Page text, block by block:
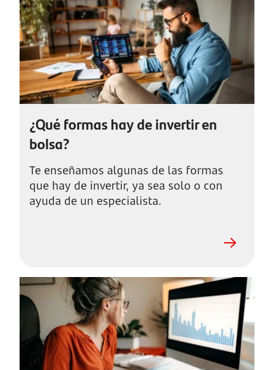
¿Qué formas hay de invertir en
bolsa?
Te enseñamos algunas de las formas
que hay de invertir, ya sea solo o con
ayuda de un especialista.